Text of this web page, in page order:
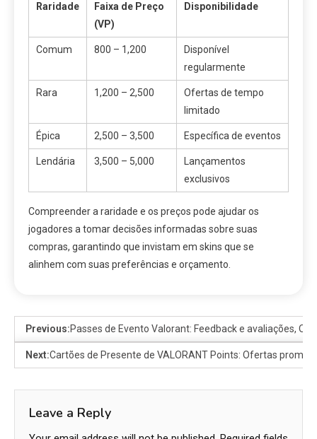
Raridade
Faixa de Preço
(VP)
Disponibilidade
Comum 800 – 1,200
Disponível
regularmente
Rara 1,200 – 2,500
Ofertas de tempo
limitado
Épica 2,500 – 3,500 Específica de eventos
Lendária 3,500 – 5,000
Lançamentos
exclusivos
Compreender a raridade e os preços pode ajudar os
jogadores a tomar decisões informadas sobre suas
compras, garantindo que invistam em skins que se
alinhem com suas preferências e orçamento.
Previous:Passes de Evento Valorant: Feedback e avaliações,
Next:Cartões de Presente de VALORANT Points: Ofertas
Leave a Reply